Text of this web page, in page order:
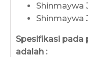
Shinmaywa
Shinmaywa
Spesifikasi pada
adalah :